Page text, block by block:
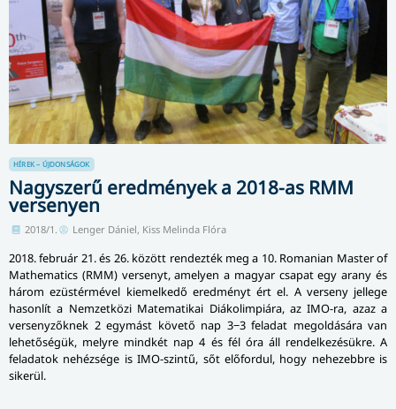
HÍREK – ÚJDONSÁGOK
Nagyszerű eredmények a 2018-as RMM
versenyen
2018/1. Lenger Dániel, Kiss Melinda Flóra
2018. február 21. és 26. között rendezték meg a 10. Romanian Master of
Mathematics (RMM) versenyt, amelyen a magyar csapat egy arany és
három ezüstérmével kiemelkedő eredményt ért el. A verseny jellege
hasonlít a Nemzetközi Matematikai Diákolimpiára, az IMO-ra, azaz a
versenyzőknek 2 egymást követő nap 3−3 feladat megoldására van
lehetőségük, melyre mindkét nap 4 és fél óra áll rendelkezésükre. A
feladatok nehézsége is IMO-szintű, sőt előfordul, hogy nehezebbre is
sikerül.